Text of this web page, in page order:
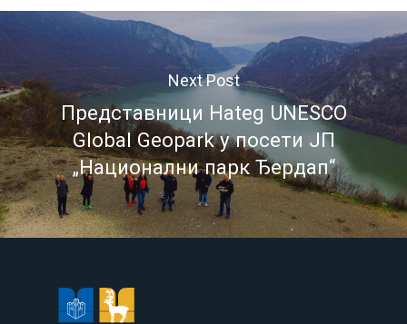
Next Post
Представници Hateg UNESCO
Global Geopark у посети ЈП
„Национални парк Ђердап“